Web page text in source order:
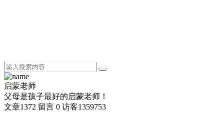
启蒙老师
父母是孩子最好的启蒙老师！
文章1372 留言 0 访客1359753